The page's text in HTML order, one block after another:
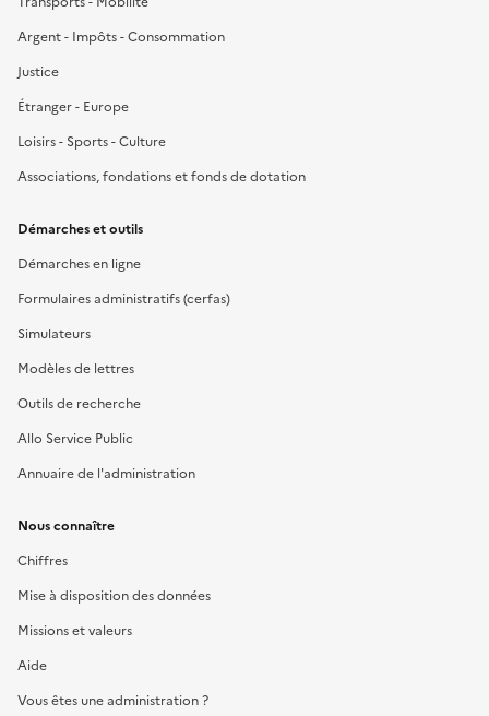
Argent - Impôts - Consommation
Justice
Étranger - Europe
Loisirs - Sports - Culture
Associations, fondations et fonds de dotation
Démarches et outils
Démarches en ligne
Formulaires administratifs (cerfas)
Simulateurs
Modèles de lettres
Outils de recherche
Allo Service Public
Annuaire de l'administration
Nous connaître
Chiffres
Mise à disposition des données
Missions et valeurs
Aide
Vous êtes une administration ?